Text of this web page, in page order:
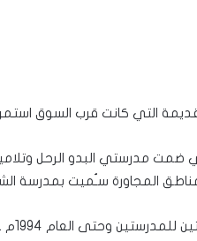
التي كانت قرب السوق
ضمت مدرستي البدو الرحل
المجاورة سـُميت بمدرسة